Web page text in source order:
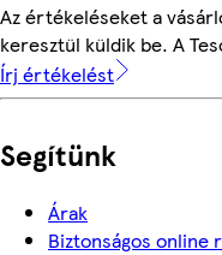
Az értékeléseket a
keresztül küldik be. A
Írj értékelést
Segítünk
Árak
Biztonságos online